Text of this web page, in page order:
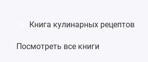
Книга кулинарных рецептов
Посмотреть все книги